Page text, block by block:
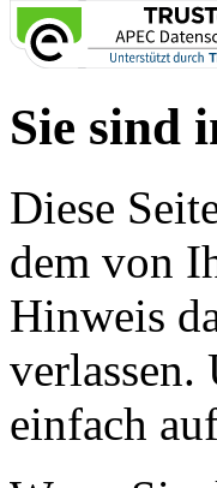
Sie sind
Diese
dem von
Hinweis
verlassen.
einfach